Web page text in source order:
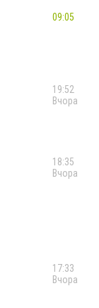
09:05
19:52
Вчора
18:35
Вчора
17:33
Вчора